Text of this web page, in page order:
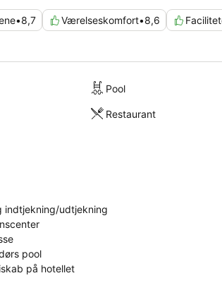
•8,7 Værelseskomfort•8,6
Pool
Restaurant
indtjekning/udtjekning
pool
på hotellet